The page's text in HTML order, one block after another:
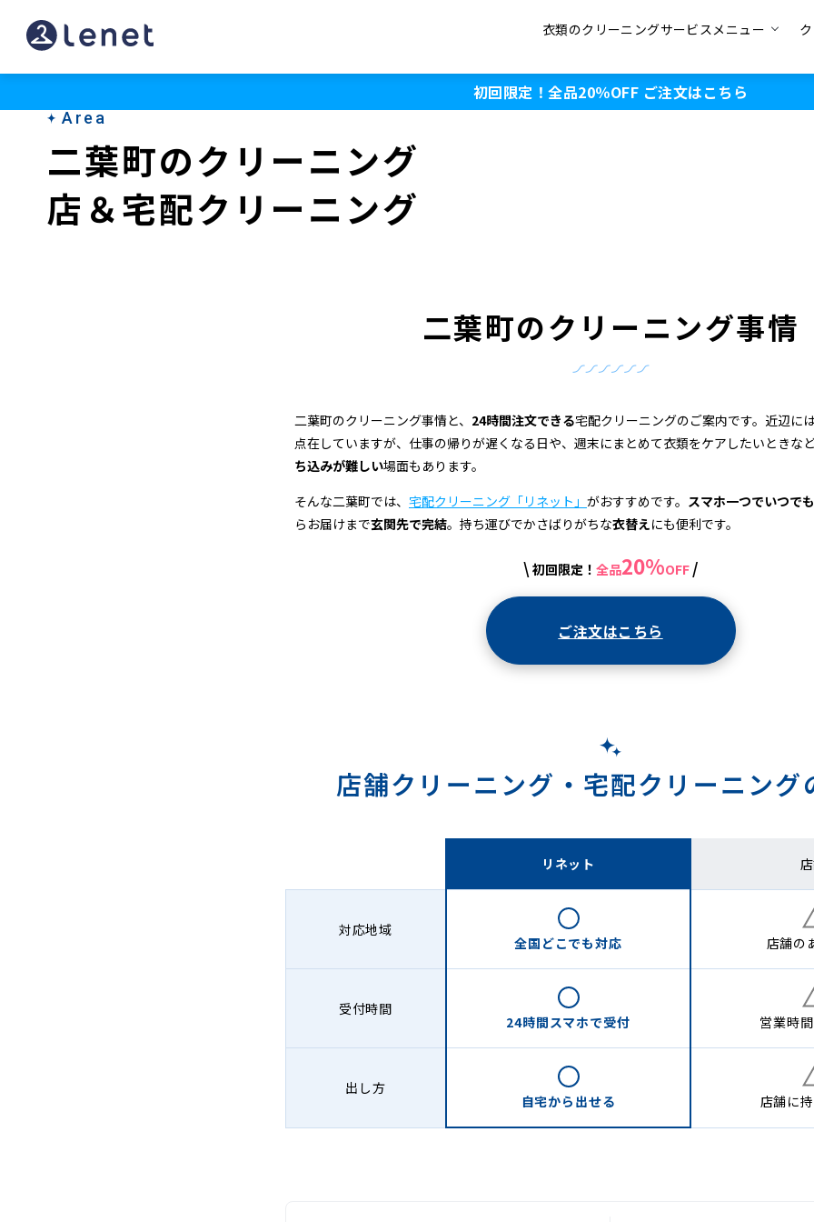
二
葉
衣類のクリーニングサービスメニュー
初回限定！全品20％OFF ご注文はこちら
Area
二葉町のクリーニング
店＆宅配クリーニング
二葉町のクリーニング事情
二葉町のクリーニング事情と、 24時間注文できる宅配クリーニングのご案内です。近辺に
点在していますが、仕事の帰りが遅くなる日や、週末にまとめて衣類をケアしたいときな
ち込みが難しい場面もあります。
そんな二葉町では、 宅配クリーニング「リネット」 がおすすめです。 スマホ一つでいつで
らお届けまで玄関先で完結。持ち運びでかさばりがちな衣替えにも便利です。
\ 初回限定！ 全品20%OFF /
ご注文はこちら
店舗クリーニング・ 宅配クリーニング
リネット
対応地域
全国どこでも対応 店舗の
受付時間
24時間スマホで受付 営業時
出し方
自宅から 出せる 店舗に